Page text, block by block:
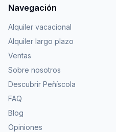
Navegación
Alquiler vacacional
Alquiler largo plazo
Ventas
Sobre nosotros
Descubrir Peñíscola
FAQ
Blog
Opiniones